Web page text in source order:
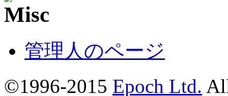
管理人のページ
©1996-2015 Epoch Ltd.